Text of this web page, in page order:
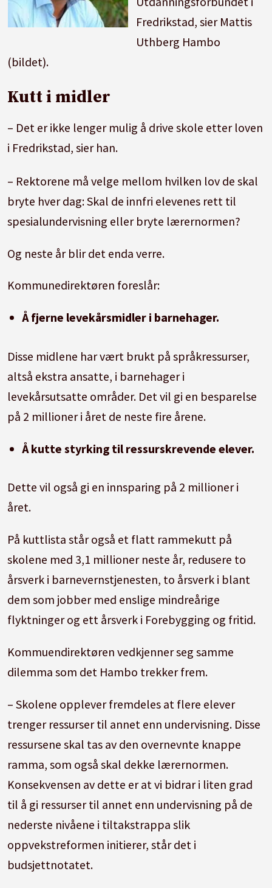
Fredrikstad, sier Mattis
Uthberg Hambo
(bildet).
Kutt i midler
– Det er ikke lenger mulig å drive skole etter loven
i Fredrikstad, sier han.
– Rektorene må velge mellom hvilken lov de skal
bryte hver dag: Skal de innfri elevenes rett til
spesialundervisning eller bryte lærernormen?
Og neste år blir det enda verre.
Kommunedirektøren foreslår:
Å fjerne levekårsmidler i barnehager.
Disse midlene har vært brukt på språkressurser,
altså ekstra ansatte, i barnehager i
levekårsutsatte områder. Det vil gi en besparelse
på 2 millioner i året de neste fire årene.
Å kutte styrking til ressurskrevende elever.
Dette vil også gi en innsparing på 2 millioner i
året.
På kuttlista står også et flatt rammekutt på
skolene med 3,1 millioner neste år, redusere to
årsverk i barnevernstjenesten, to årsverk i blant
dem som jobber med enslige mindreårige
flyktninger og ett årsverk i Forebygging og fritid.
Kommuendirektøren vedkjenner seg samme
dilemma som det Hambo trekker frem.
– Skolene opplever fremdeles at flere elever
trenger ressurser til annet enn undervisning. Disse
ressursene skal tas av den overnevnte knappe
ramma, som også skal dekke lærernormen.
Konsekvensen av dette er at vi bidrar i liten grad
til å gi ressurser til annet enn undervisning på de
nederste nivåene i tiltakstrappa slik
oppvekstreformen initierer, står det i
budsjettnotatet.